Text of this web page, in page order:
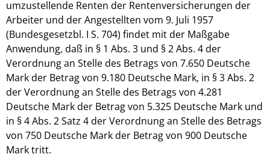
umzustellende Renten der Rentenversicherungen der
Arbeiter und der Angestellten vom 9. Juli 1957
(Bundesgesetzbl. I S. 704) findet mit der Maßgabe
Anwendung, daß in § 1 Abs. 3 und § 2 Abs. 4 der
Verordnung an Stelle des Betrags von 7.650 Deutsche
Mark der Betrag von 9.180 Deutsche Mark, in § 3 Abs. 2
der Verordnung an Stelle des Betrags von 4.281
Deutsche Mark der Betrag von 5.325 Deutsche Mark und
in § 4 Abs. 2 Satz 4 der Verordnung an Stelle des Betrags
von 750 Deutsche Mark der Betrag von 900 Deutsche
Mark tritt.